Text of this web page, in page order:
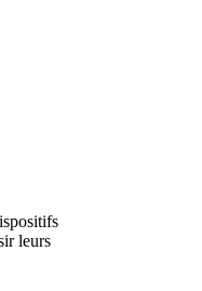
leurs